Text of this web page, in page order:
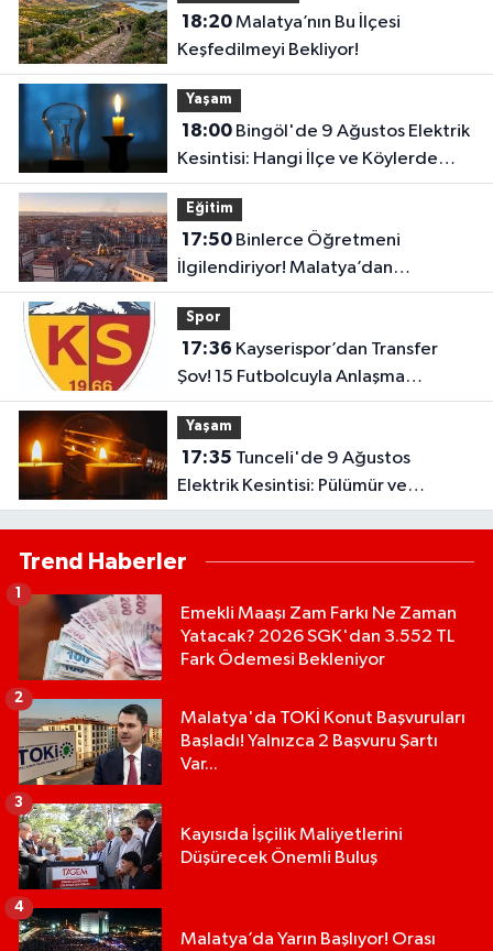
18:20Malatya’nın Bu İlçesi
Keşfedilmeyi Bekliyor!
Yaşam
18:00Bingöl'de 9 Ağustos Elektrik
Kesintisi: Hangi İlçe ve Köylerde
Elektrikler Kesilecek?
Eğitim
17:50Binlerce Öğretmeni
İlgilendiriyor! Malatya’dan
Bakanlığa “İl Emri” Çağrısı
Spor
17:36
Şov! 15 Futbolcuyla Anlaşma
Sağlandı
Yaşam
17:35
Elektrik Kesintisi: Pülümür ve
Çemişgezek'te Çok Sayıda Yerleşim
Trend Haberler
Emekli Maaşı Zam Farkı Ne Zaman
Yatacak? 2026 SGK'dan 3.552 TL
Fark Ödemesi Bekleniyor
1
Malatya'da TOKİ Konut Başvuruları
Başladı! Yalnızca 2 Başvuru Şartı
Var...
2
Kayısıda İşçilik Maliyetlerini
Düşürecek Önemli Buluş
3
Malatya’da Yarın Başlıyor! Orası
4